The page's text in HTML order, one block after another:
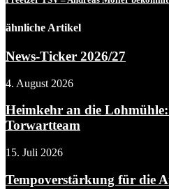
ähnliche Artikel
News-Ticker 2026/27
4. August 2026
Heimkehr an die
Torwartteam
15. Juli 2026
Tempoverstärkung für die